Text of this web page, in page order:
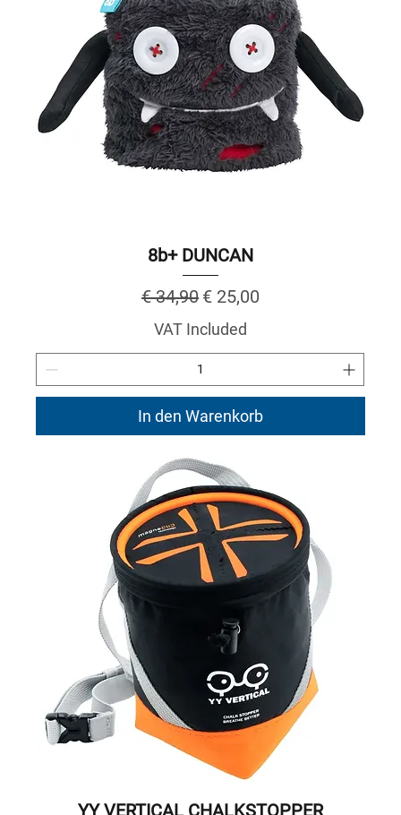
8b+ DUNCAN
Regular Price
€ 34,90 Sale Price
€ 25,00
VAT Included
In den Warenkorb
YY VERTICAL CHALKSTOPPER